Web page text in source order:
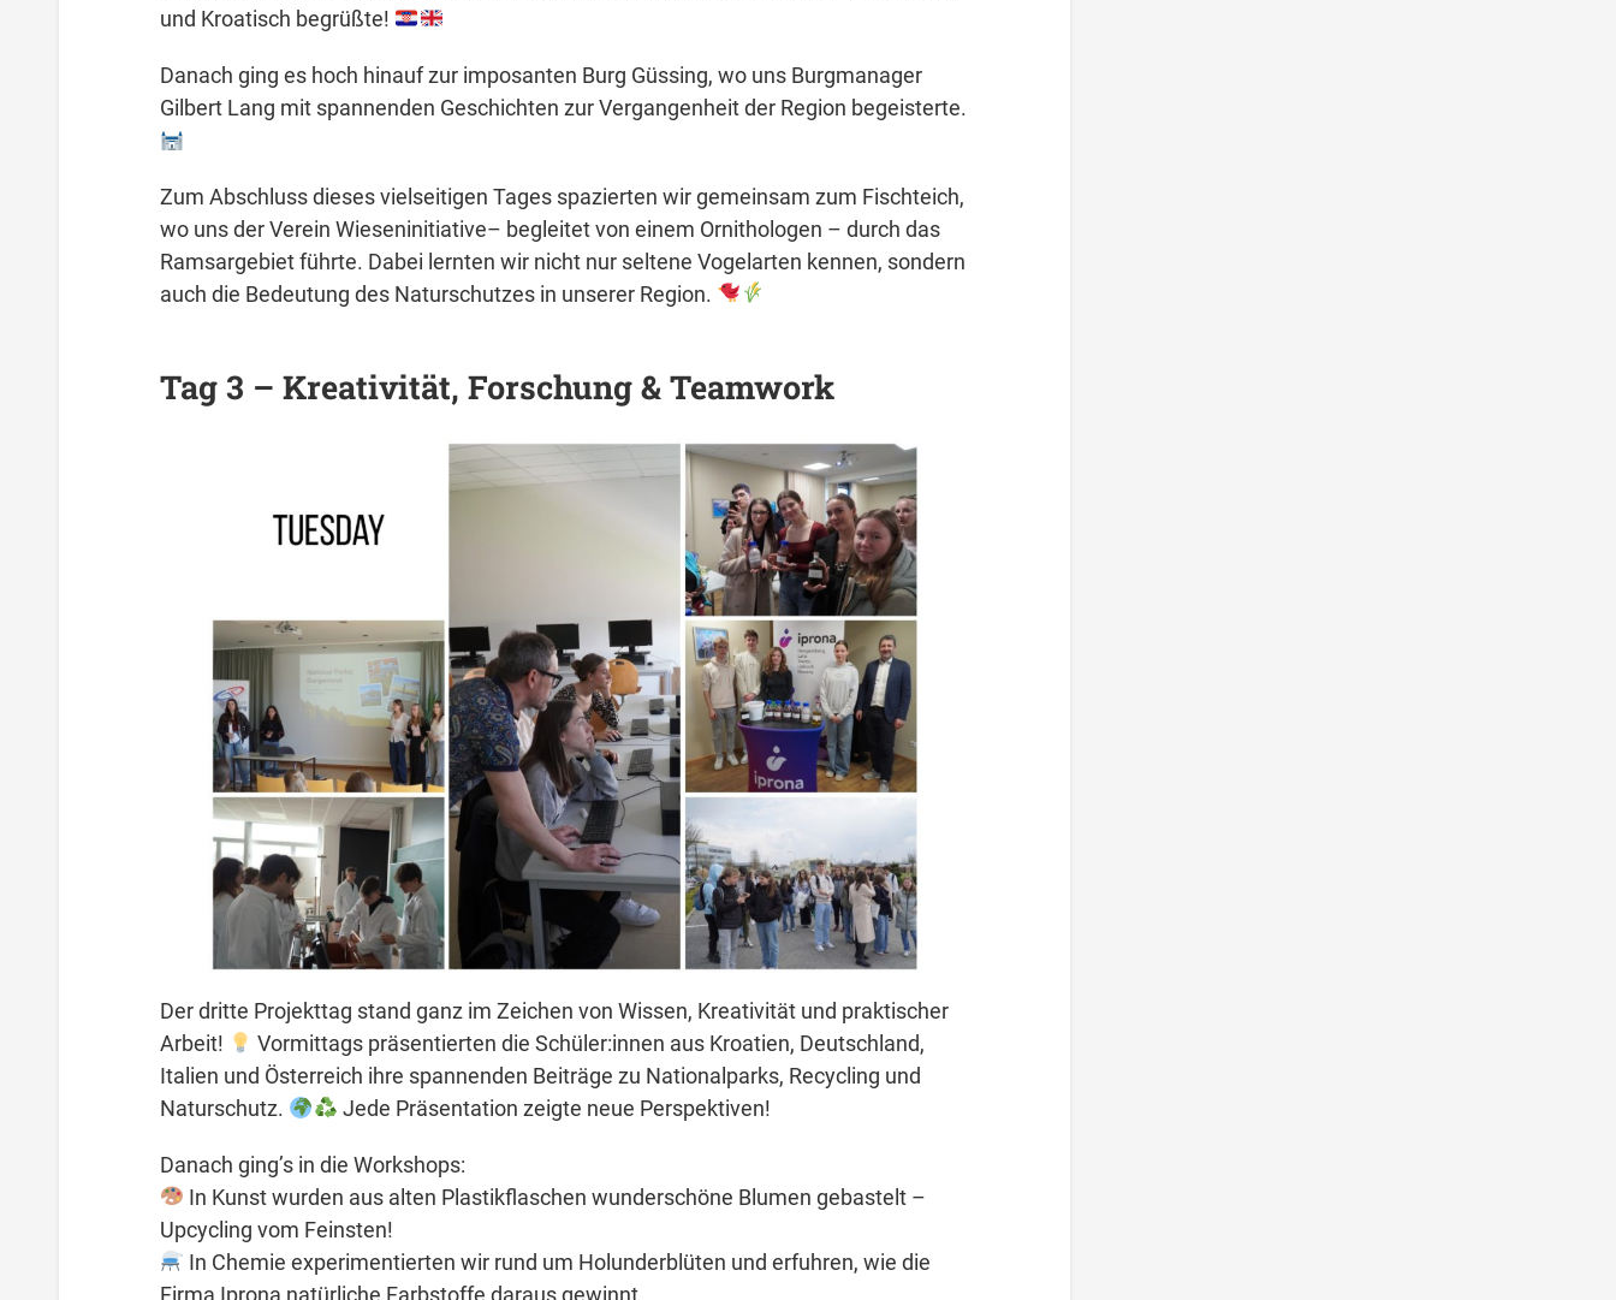
und Kroatisch begrüßte!
Danach ging es hoch hinauf zur imposanten Burg Güssing, wo uns Burgmanager
Gilbert Lang mit spannenden Geschichten zur Vergangenheit der Region begeisterte.
Zum Abschluss dieses vielseitigen Tages spazierten wir gemeinsam zum Fischteich,
wo uns der Verein Wieseninitiative– begleitet von einem Ornithologen – durch das
Ramsargebiet führte. Dabei lernten wir nicht nur seltene Vogelarten kennen, sondern
auch die Bedeutung des Naturschutzes in unserer Region.
Tag 3 – Kreativität, Forschung & Teamwork
Der dritte Projekttag stand ganz im Zeichen von Wissen, Kreativität und praktischer
Arbeit!
Vormittags präsentierten die Schüler:innen aus Kroatien, Deutschland,
Italien und Österreich ihre spannenden Beiträge zu Nationalparks, Recycling und
Naturschutz.
Jede Präsentation zeigte neue Perspektiven!
Danach ging’s in die Workshops:
In Kunst wurden aus alten Plastikflaschen wunderschöne Blumen gebastelt –
Upcycling vom Feinsten!
In Chemie experimentierten wir rund um Holunderblüten und erfuhren, wie die
Firma Iprona natürliche Farbstoffe daraus gewinnt.